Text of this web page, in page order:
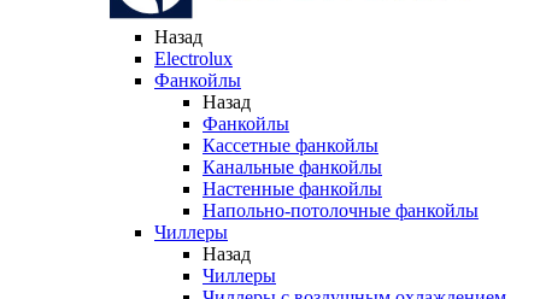
Назад
Electrolux
Фанкойлы
Назад
Фанкойлы
Кассетные фанкойлы
Канальные фанкойлы
Настенные фанкойлы
Напольно-потолочные фанкойлы
Чиллеры
Назад
Чиллеры